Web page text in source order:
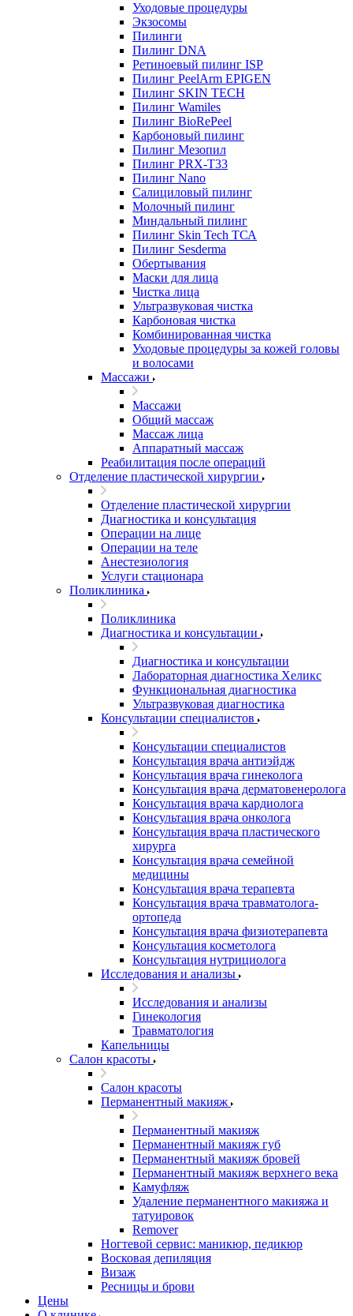
Уходовые процедуры
Экзосомы
Пилинги
Пилинг DNA
Ретиноевый пилинг ISP
Пилинг PeelArm EPIGEN
Пилинг SKIN TECH
Пилинг Wamiles
Пилинг BioRePeel
Карбоновый пилинг
Пилинг Мезопил
Пилинг PRX-T33
Пилинг Nano
Салициловый пилинг
Молочный пилинг
Миндальный пилинг
Пилинг Skin Tech ТСА
Пилинг Sesderma
Обертывания
Маски для лица
Чистка лица
Ультразвуковая чистка
Карбоновая чистка
Комбинированная чистка
Уходовые процедуры за кожей головы
и волосами
Массажи
Массажи
Общий массаж
Массаж лица
Аппаратный массаж
Реабилитация после операций
Отделение пластической хирургии
Отделение пластической хирургии
Диагностика и консультация
Операции на лице
Операции на теле
Анестезиология
Услуги стационара
Поликлиника
Поликлиника
Диагностика и консультации
Диагностика и консультации
Лабораторная диагностика Хеликс
Функциональная диагностика
Ультразвуковая диагностика
Консультации специалистов
Консультации специалистов
Консультация врача антиэйдж
Консультация врача гинеколога
Консультация врача дерматовенеролога
Консультация врача кардиолога
Консультация врача онколога
Консультация врача пластического
хирурга
Консультация врача семейной
медицины
Консультация врача терапевта
Консультация врача травматолога-
ортопеда
Консультация врача физиотерапевта
Консультация косметолога
Консультация нутрициолога
Исследования и анализы
Исследования и анализы
Гинекология
Травматология
Капельницы
Салон красоты
Салон красоты
Перманентный макияж
Перманентный макияж
Перманентный макияж губ
Перманентный макияж бровей
Перманентный макияж верхнего века
Камуфляж
Удаление перманентного макияжа и
татуировок
Remover
Ногтевой сервис: маникюр, педикюр
Восковая депиляция
Визаж
Ресницы и брови
Цены